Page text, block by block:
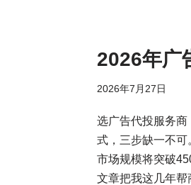
2026年广
2026年7月27日
选广告代投服务
式，三步缺一不
市场规模将突破
文章把我这几年